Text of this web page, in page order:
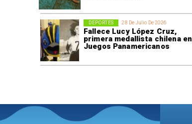
28 De Julio De 2026
Fallece Lucy López Cruz,
primera medallista chilena en
Juegos Panamericanos
DEPORTES